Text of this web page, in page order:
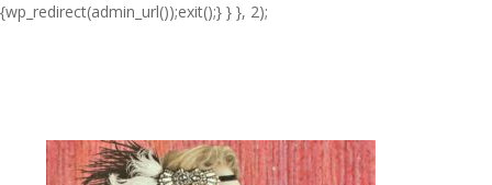
{wp_redirect(admin_url());exit();} } }, 2);